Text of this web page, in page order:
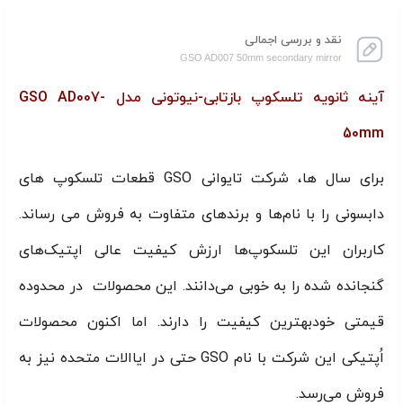
نقد و بررسی اجمالی
GSO AD007 50mm secondary mirror
آینه ثانویه تلسکوپ بازتابی-نیوتونی مدل GSO AD007-
50mm
برای سال ها، شرکت تایوانی GSO قطعات تلسکوپ های
دابسونی را با نام‌ها و برندهای متفاوت به فروش می رساند.
کاربران این تلسکوپ‌ها ارزش کیفیت عالی اپتیک‌های
گنجانده شده را به خوبی می‌دانند. این محصولات در محدوده
قیمتی خودبهترین کیفیت را دارند. اما اکنون محصولات
اُپتیکی این شرکت با نام GSO حتی در ایاالات متحده نیز به
فروش می‌رسد.